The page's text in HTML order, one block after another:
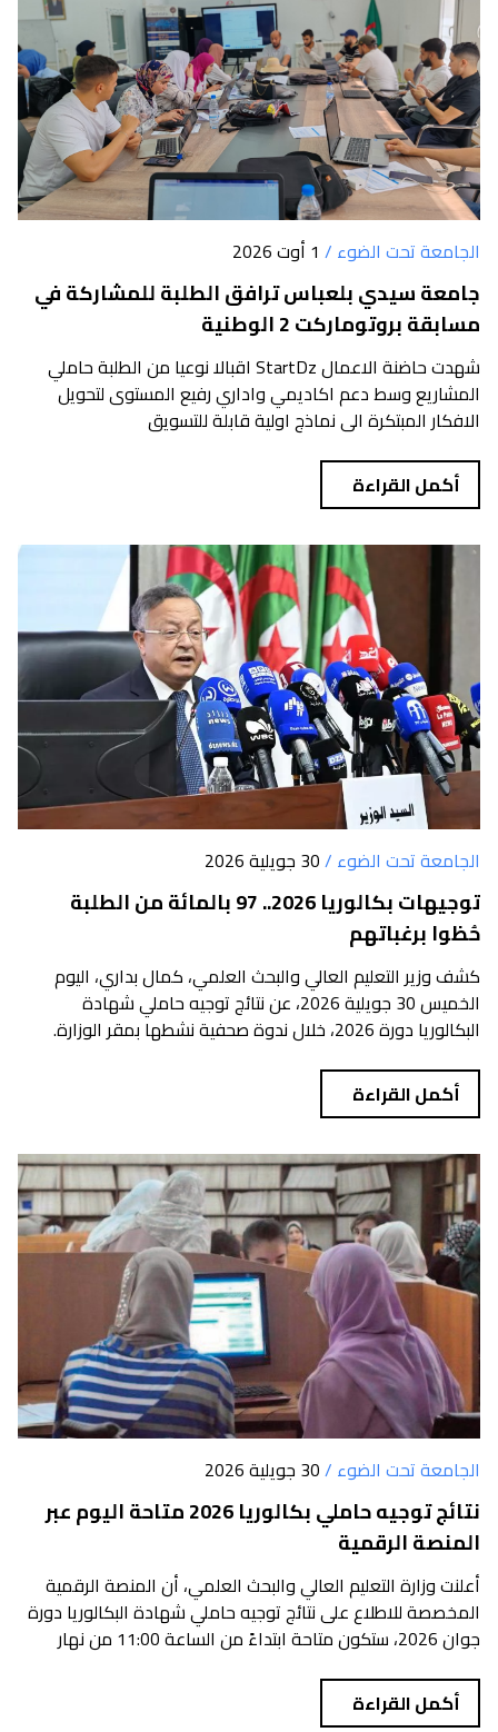
الجامعة تحت الضوء / 1 أوت 2026
جامعة سيدي بلعباس ترافق الطلبة للمشاركة في
مسابقة بروتوماركت 2 الوطنية
شهدت حاضنة الاعمال StartDz اقبالا نوعيا من الطلبة حاملي
المشاريع وسط دعم اكاديمي واداري رفيع المستوى لتحويل
الافكار المبتكرة الى نماذج اولية قابلة للتسويق
أكمل القراءة
الجامعة تحت الضوء /30 جويلية 2026
توجيهات بكالوريا 2026.. 97 بالمائة من الطلبة
حُظوا برغباتهم
كشف وزير التعليم العالي والبحث العلمي، كمال بداري، اليوم
الخميس 30 جويلية 2026، عن نتائج توجيه حاملي شهادة
البكالوريا دورة 2026، خلال ندوة صحفية نشطها بمقر الوزارة.
أكمل القراءة
الجامعة تحت الضوء /30 جويلية 2026
نتائج توجيه حاملي بكالوريا 2026 متاحة اليوم عبر
المنصة الرقمية
أعلنت وزارة التعليم العالي والبحث العلمي، أن المنصة الرقمية
المخصصة للاطلاع على نتائج توجيه حاملي شهادة البكالوريا دورة
جوان 2026، ستكون متاحة ابتداءً من الساعة 11:00 من نهار
أكمل القراءة